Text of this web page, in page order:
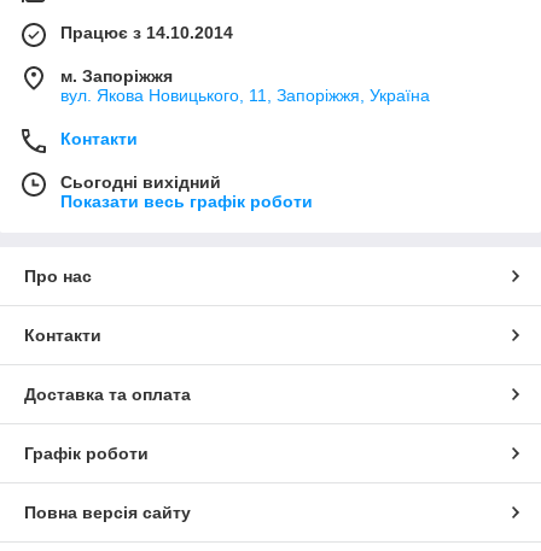
Працює з 14.10.2014
м. Запоріжжя
вул. Якова Новицького, 11, Запоріжжя, Україна
Контакти
Сьогодні вихідний
Показати весь графік роботи
Про нас
Контакти
Доставка та оплата
Графік роботи
Повна версія сайту